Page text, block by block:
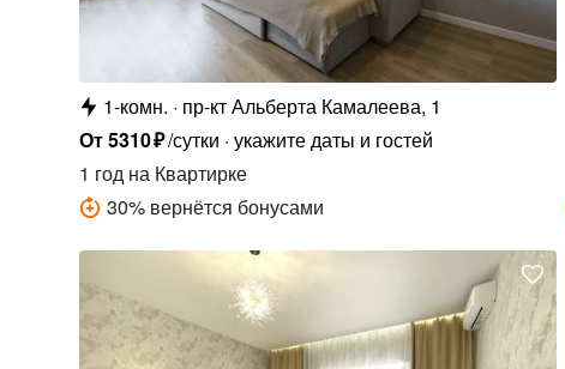
1-комн.
пр-кт Альберта Камалеева, 1
От5310₽/сутки укажите даты и гостей
1 годна Квартирке
30% вернётся бонусами